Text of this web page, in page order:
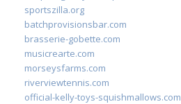
sportszilla.org
batchprovisionsbar.com
brasserie-gobette.com
musicrearte.com
morseysfarms.com
riverviewtennis.com
official-kelly-toys-squishmallows.com